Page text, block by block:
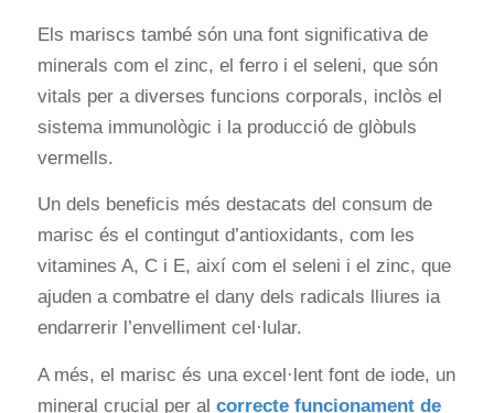
Els mariscs també són una font significativa de
minerals com el zinc, el ferro i el seleni, que són
vitals per a diverses funcions corporals, inclòs el
sistema immunològic i la producció de glòbuls
vermells.
Un dels beneficis més destacats del consum de
marisc és el contingut d’antioxidants, com les
vitamines A, C i E, així com el seleni i el zinc, que
ajuden a combatre el dany dels radicals lliures ia
endarrerir l’envelliment cel·lular.
A més, el marisc és una excel·lent font de iode, un
mineral crucial per al correcte funcionament de